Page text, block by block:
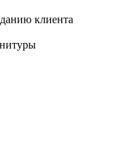
клиента